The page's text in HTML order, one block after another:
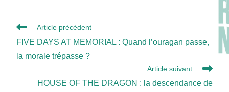
Read
articles
Article précédent
FIVE DAYS AT MEMORIAL : Quand l’ouragan passe,
la morale trépasse ?
Article suivant
HOUSE OF THE DRAGON : la descendance de